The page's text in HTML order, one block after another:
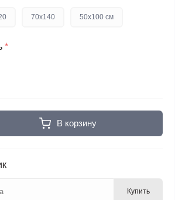
70x140 50x100 см
*
В корзину
Купить